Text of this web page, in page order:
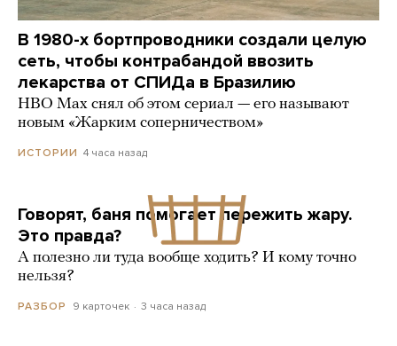
В 1980-х бортпроводники создали целую
сеть, чтобы контрабандой ввозить
лекарства от СПИДа в Бразилию
HBO Max снял об этом сериал — его называют
новым «Жарким соперничеством»
ИСТОРИИ 4 часа назад
Говорят, баня помогает пережить жару.
Это правда?
А полезно ли туда вообще ходить? И кому точно
нельзя?
РАЗБОР 9 карточек 3 часа назад